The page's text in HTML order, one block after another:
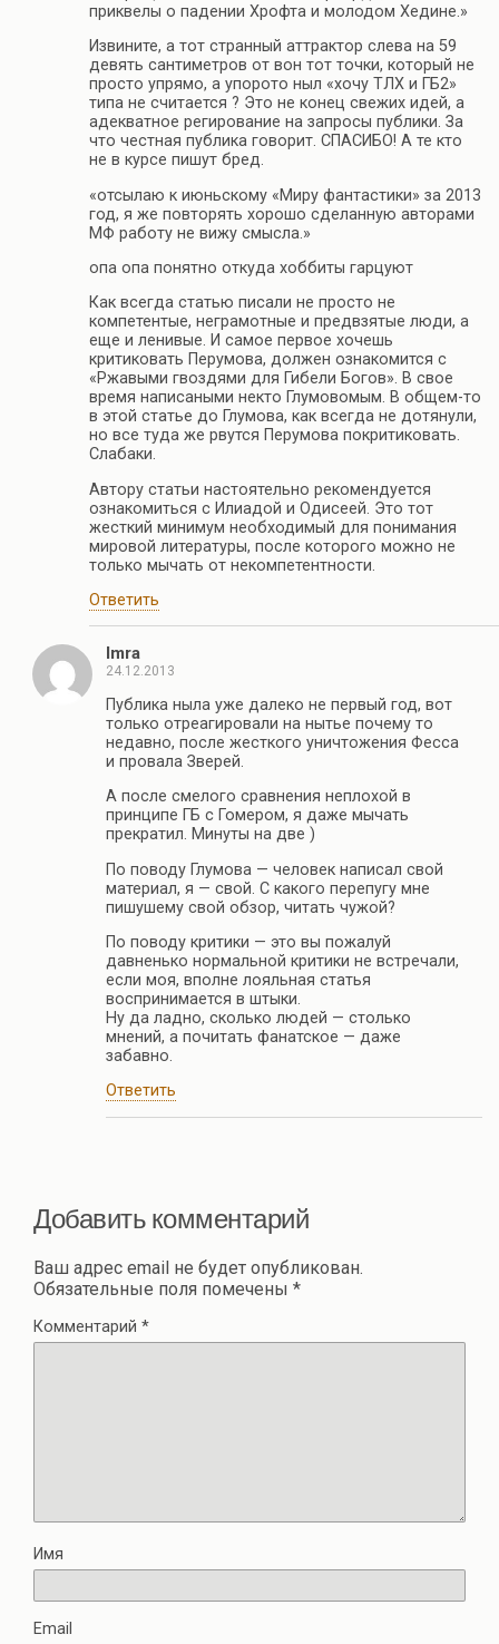
приквелы о падении Хрофта и молодом Хедине.»
Извините, а тот странный аттрактор слева на 59
девять сантиметров от вон тот точки, который не
просто упрямо, а упорото ныл «хочу ТЛХ и ГБ2»
типа не считается ? Это не конец свежих идей, а
адекватное регирование на запросы публики. За
что честная публика говорит. СПАСИБО! А те кто
не в курсе пишут бред.
«отсылаю к июньскому «Миру фантастики» за 2013
год, я же повторять хорошо сделанную авторами
МФ работу не вижу смысла.»
опа опа понятно откуда хоббиты гарцуют
Как всегда статью писали не просто не
компетентые, неграмотные и предвзятые люди, а
еще и ленивые. И самое первое хочешь
критиковать Перумова, должен ознакомится с
«Ржавыми гвоздями для Гибели Богов». В свое
время написаными некто Глумовомым. В общем-то
в этой статье до Глумова, как всегда не дотянули,
но все туда же рвутся Перумова покритиковать.
Слабаки.
Автору статьи настоятельно рекомендуется
ознакомиться с Илиадой и Одисеей. Это тот
жесткий минимум необходимый для понимания
мировой литературы, после которого можно не
только мычать от некомпетентности.
Ответить
Imra
24.12.2013
Публика ныла уже далеко не первый год, вот
только отреагировали на нытье почему то
недавно, после жесткого уничтожения Фесса
и провала Зверей.
А после смелого сравнения неплохой в
принципе ГБ с Гомером, я даже мычать
прекратил. Минуты на две )
По поводу Глумова — человек написал свой
материал, я — свой. С какого перепугу мне
пишушему свой обзор, читать чужой?
По поводу критики — это вы пожалуй
давненько нормальной критики не встречали,
если моя, вполне лояльная статья
воспринимается в штыки.
Ну да ладно, сколько людей — столько
мнений, а почитать фанатское — даже
забавно.
Ответить
Добавить комментарий
Ваш адрес email не будет опубликован.
Обязательные поля помечены *
Комментарий *
Имя
Email